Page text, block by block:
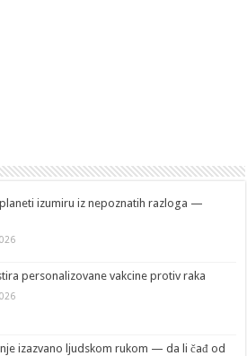
planeti izumiru iz nepoznatih razloga —
personalizovane vakcine protiv raka
izazvano ljudskom rukom — da li čađ od